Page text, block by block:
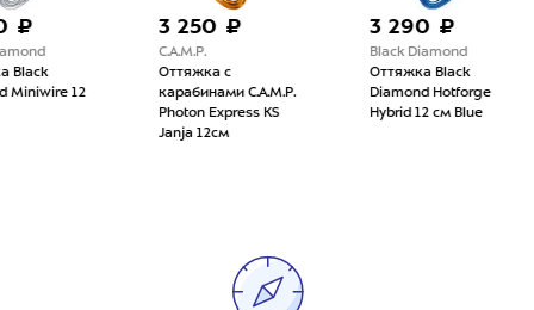
карабинами C.A.M.P.
Photon Express KS
Black Diamond
Оттяжка Black
Diamond Hotforge
Hybrid 12 см Blue